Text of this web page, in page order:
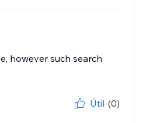
however such search
Útil (0)